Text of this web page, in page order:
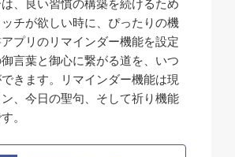
、良い習慣の構築を続けるため
チが欲しい時に、ぴったりの機
プリのリマインダー機能を設定
言葉と御心に繋がる道を、いつ
きます。リマインダー機能は現
、今日の聖句、そして祈り機能
。